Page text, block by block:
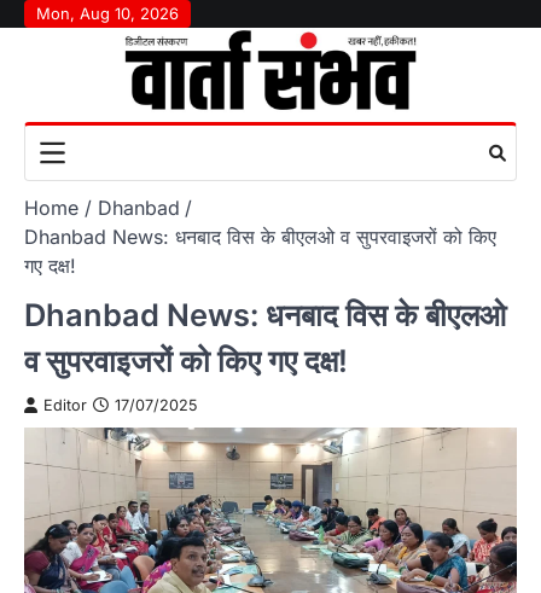
SkipMon, Aug 10, 2026
Home
Dhanbad
Dhanbad News: धनबाद विस के बीएलओ व सुपरवाइजरों को किए
गए दक्ष!
Dhanbad News: धनबाद विस के बीएलओ
व सुपरवाइजरों को किए गए दक्ष!
Editor 17/07/2025